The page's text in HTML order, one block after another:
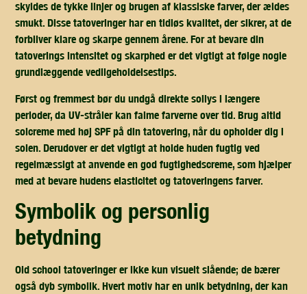
skyldes de tykke linjer og brugen af klassiske farver, der ældes
smukt. Disse tatoveringer har en tidløs kvalitet, der sikrer, at de
forbliver klare og skarpe gennem årene. For at bevare din
tatoverings intensitet og skarphed er det vigtigt at følge nogle
grundlæggende vedligeholdelsestips.
Først og fremmest bør du undgå direkte sollys i længere
perioder, da UV-stråler kan falme farverne over tid. Brug altid
solcreme med høj SPF på din tatovering, når du opholder dig i
solen. Derudover er det vigtigt at holde huden fugtig ved
regelmæssigt at anvende en god fugtighedscreme, som hjælper
med at bevare hudens elasticitet og tatoveringens farver.
symbolik og personlig
betydning
Old school tatoveringer er ikke kun visuelt slående; de bærer
også dyb symbolik. Hvert motiv har en unik betydning, der kan